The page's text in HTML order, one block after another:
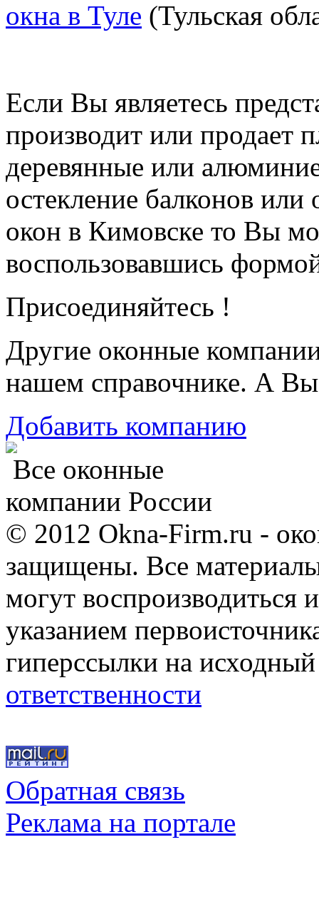
окна в Туле (Тульская
Если Вы являетесь
производит или продает
деревянные или
остекление балконов или
окон в Кимовске то Вы
воспользовавшись
Присоединяйтесь !
Другие оконные
нашем справочнике. А
Добавить компанию
Все оконные
компании России
© 2012 Okna-Firm.ru -
защищены. Все
могут воспроизводиться
указанием
гиперссылки на
ответственности
Обратная связь
Реклама на портале